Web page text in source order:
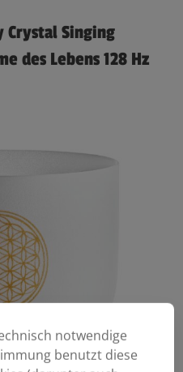
Crystal Singing
des Lebens 128 Hz
notwendige
benutzt diese